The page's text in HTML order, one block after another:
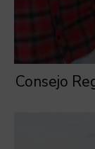
Consejo